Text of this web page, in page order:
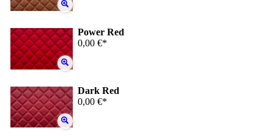
Power Red
0,00 €*
Dark Red
0,00 €*